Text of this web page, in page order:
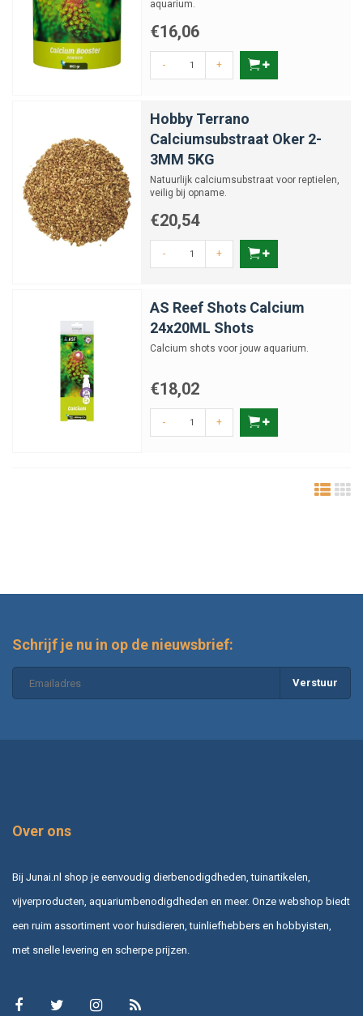
aquarium.
€16,06
- +
Hobby Terrano
Calciumsubstraat Oker 2-
3MM 5KG
Natuurlijk calciumsubstraat voor reptielen,
veilig bij opname.
€20,54
- +
AS Reef Shots Calcium
24x20ML Shots
Calcium shots voor jouw aquarium.
€18,02
- +
Schrijf je nu in op de nieuwsbrief:
Verstuur
Over ons
Bij Junai.nl shop je eenvoudig dierbenodigdheden, tuinartikelen,
vijverproducten, aquariumbenodigdheden en meer. Onze webshop biedt
een ruim assortiment voor huisdieren, tuinliefhebbers en hobbyisten,
met snelle levering en scherpe prijzen.